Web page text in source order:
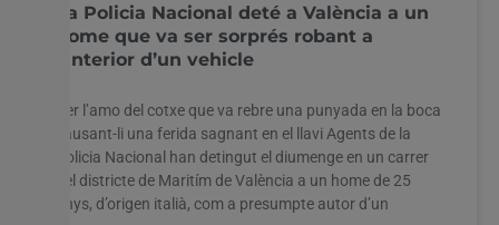
La Policia Nacional deté a València a un
home que va ser sorprés robant a
l’interior d’un vehicle
Per l’amo del cotxe que va rebre una punyada en la boca
causant-li una ferida sagnant en el llavi Agents de la
Policia Nacional han detingut el diumenge en un carrer
del districte de Maritím de València a un home de 25
anys, d’origen italià, com a presumpte autor d’un
i visites repetides. En fer clic a "Acceptar-ho tot", accepteu
l'ús de TOTES les cookies. Tanmateix, podeu visitar
"Configuració de les galetes" per proporcionar un
consentiment controlat.
Configuració cookies Accepta tot